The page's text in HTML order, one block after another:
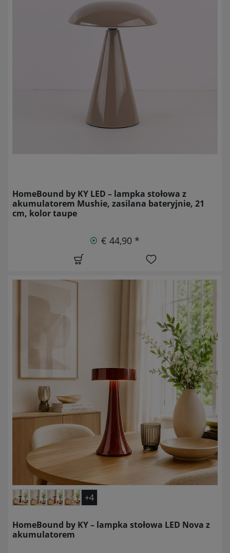
HomeBound by KY LED – lampka stołowa z
akumulatorem Mushie, zasilana bateryjnie, 21
cm, kolor taupe
€ 44,90 *
+4
HomeBound by KY – lampka stołowa LED Nova z
akumulatorem